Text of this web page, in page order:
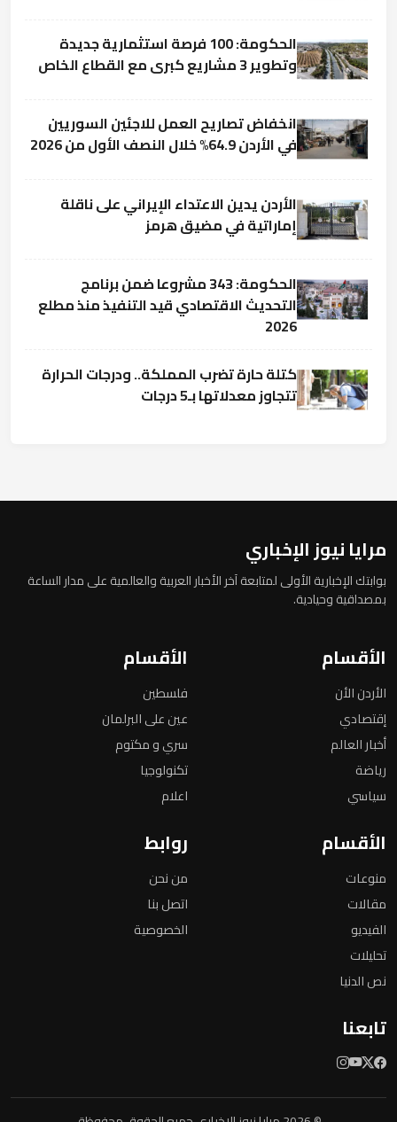
الحكومة: 100 فرصة استثمارية جديدة
وتطوير 3 مشاريع كبرى مع القطاع الخاص
انخفاض تصاريح العمل للاجئين السوريين
في الأردن 64.9% خلال النصف الأول من 2026
الأردن يدين الاعتداء الإيراني على ناقلة
إماراتية في مضيق هرمز
الحكومة: 343 مشروعا ضمن برنامج
التحديث الاقتصادي قيد التنفيذ منذ مطلع
2026
كتلة حارة تضرب المملكة.. ودرجات الحرارة
تتجاوز معدلاتها بـ5 درجات
مرايا نيوز الإخباري
بوابتك الإخبارية الأولى لمتابعة آخر الأخبار العربية والعالمية على مدار الساعة
بمصداقية وحيادية.
الأقسام
الأردن الأن
إقتصادي
أخبار العالم
رياضة
سياسي
الأقسام
فلسطين
عين على البرلمان
سري و مكتوم
تكنولوجيا
اعلام
الأقسام
منوعات
مقالات
الفيديو
تحليلات
نص الدنيا
روابط
من نحن
اتصل بنا
الخصوصية
تابعنا